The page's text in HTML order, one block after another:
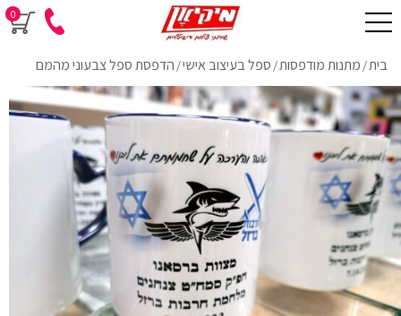
0
בית/ מתנות מודפסות/ ספל בעיצוב אישי/ הדפסת ספל צבעוני מהמם